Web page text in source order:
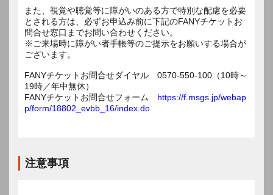
また、視覚や聴覚等に障がいのある方で特別な配慮を必要
とされる方は、必ずお申込み前に下記のFANYチケットお
問合せ窓口までお問い合わせください。
※ご来場時に障がい者手帳等のご提示をお願いする場合が
ございます。
FANYチケットお問合せダイヤル 0570-550-100（10時～
19時／年中無休）
FANYチケットお問合せフォーム https://f.msgs.jp/webap
p/form/18802_evbb_16/index.do
注意事項